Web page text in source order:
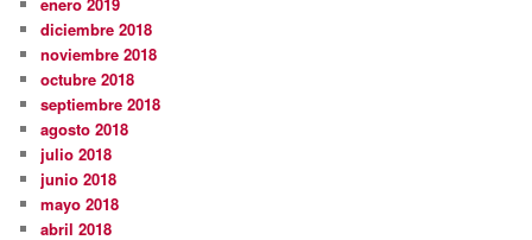
diciembre 2018
noviembre 2018
octubre 2018
septiembre 2018
agosto 2018
julio 2018
junio 2018
mayo 2018
abril 2018